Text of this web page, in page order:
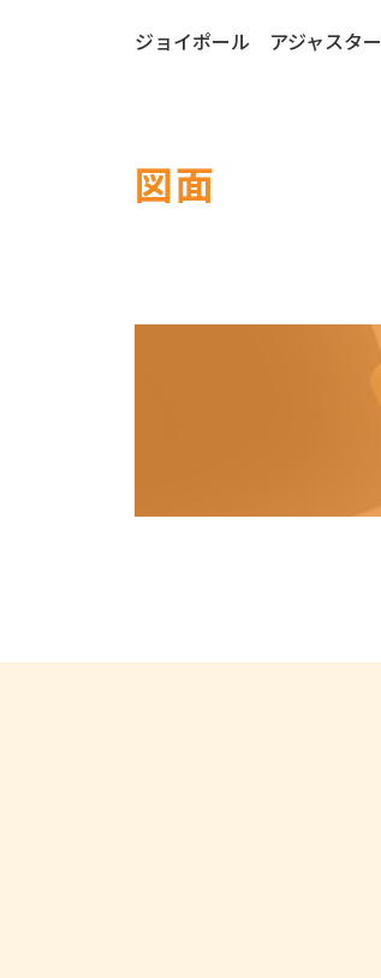
ジョイポール アジャスター
図面